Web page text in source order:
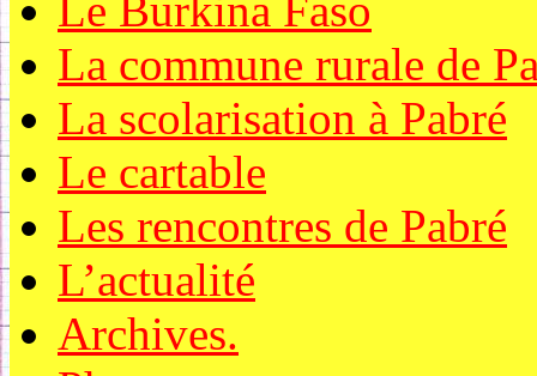
La commune rurale de
La scolarisation à Pabré
Le cartable
Les rencontres de Pabré
L’actualité
Archives.